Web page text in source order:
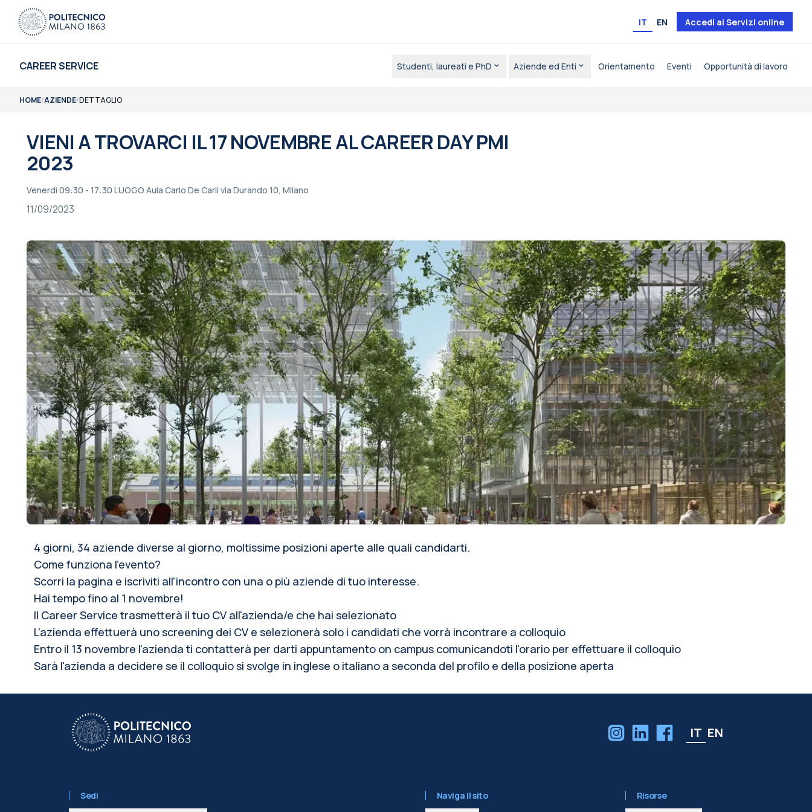
IT EN Accedi ai Servizi online
CAREER SERVICE Studenti, laureati e PhD Aziende ed Enti Orientamento Eventi Opportunità di lavoro
HOME/AZIENDE/DETTAGLIO
VIENI A TROVARCI IL 17 NOVEMBRE AL CAREER DAY PMI
2023
Venerdì 09:30 - 17:30 LUOGO Aula Carlo De Carli via Durando 10, Milano
11/09/2023
4 giorni, 34 aziende diverse al giorno, moltissime posizioni aperte alle quali candidarti.
Come funziona l’evento?
Scorri la pagina e iscriviti all'incontro con una o più aziende di tuo interesse.
Hai tempo fino al 1 novembre!
Il Career Service trasmetterà il tuo CV all'azienda/e che hai selezionato
L’azienda effettuerà uno screening dei CV e selezionerà solo i candidati che vorrà incontrare a colloquio
Entro il 13 novembre l’azienda ti contatterà per darti appuntamento on campus comunicandoti l'orario per effettuare il colloquio
Sarà l'azienda a decidere se il colloquio si svolge in inglese o italiano a seconda del profilo e della posizione aperta
IT EN
Sedi
Naviga il sito
Risorse